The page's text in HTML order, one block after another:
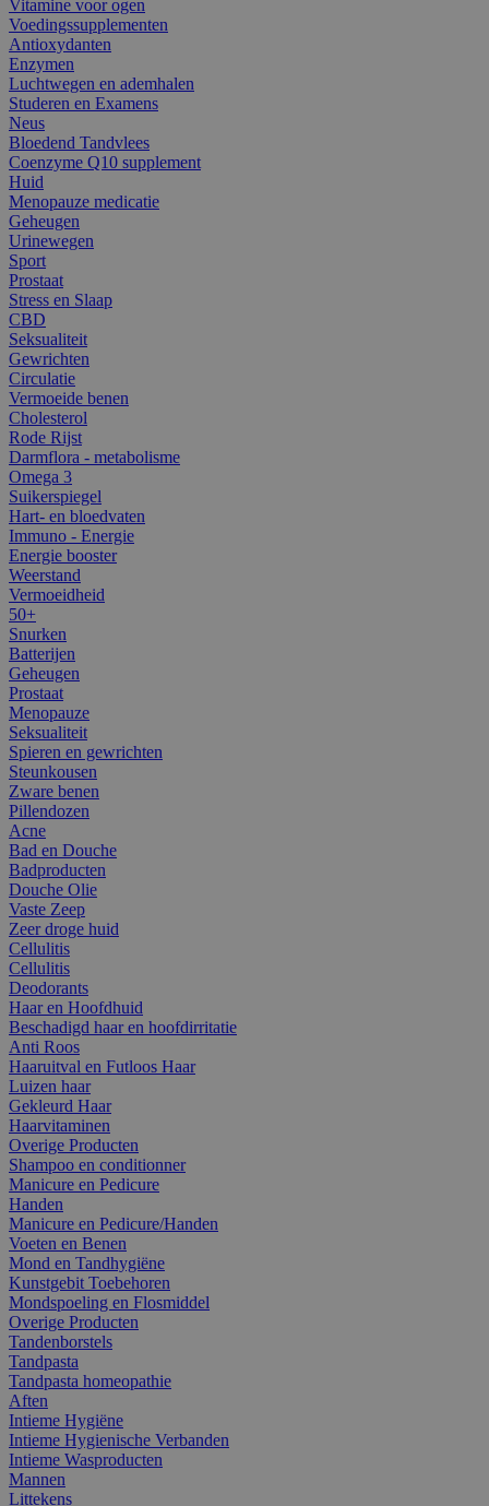
Vitamine voor ogen
Voedingssupplementen
Antioxydanten
Enzymen
Luchtwegen en ademhalen
Studeren en Examens
Neus
Bloedend Tandvlees
Coenzyme Q10 supplement
Huid
Menopauze medicatie
Geheugen
Urinewegen
Sport
Prostaat
Stress en Slaap
CBD
Seksualiteit
Gewrichten
Circulatie
Vermoeide benen
Cholesterol
Rode Rijst
Darmflora - metabolisme
Omega 3
Suikerspiegel
Hart- en bloedvaten
Immuno - Energie
Energie booster
Weerstand
Vermoeidheid
50+
Snurken
Batterijen
Geheugen
Prostaat
Menopauze
Seksualiteit
Spieren en gewrichten
Steunkousen
Zware benen
Pillendozen
Acne
Bad en Douche
Badproducten
Douche Olie
Vaste Zeep
Zeer droge huid
Cellulitis
Cellulitis
Deodorants
Haar en Hoofdhuid
Beschadigd haar en hoofdirritatie
Anti Roos
Haaruitval en Futloos Haar
Luizen haar
Gekleurd Haar
Haarvitaminen
Overige Producten
Shampoo en conditionner
Manicure en Pedicure
Handen
Manicure en Pedicure/Handen
Voeten en Benen
Mond en Tandhygiëne
Kunstgebit Toebehoren
Mondspoeling en Flosmiddel
Overige Producten
Tandenborstels
Tandpasta
Tandpasta homeopathie
Aften
Intieme Hygiëne
Intieme Hygienische Verbanden
Intieme Wasproducten
Mannen
Littekens